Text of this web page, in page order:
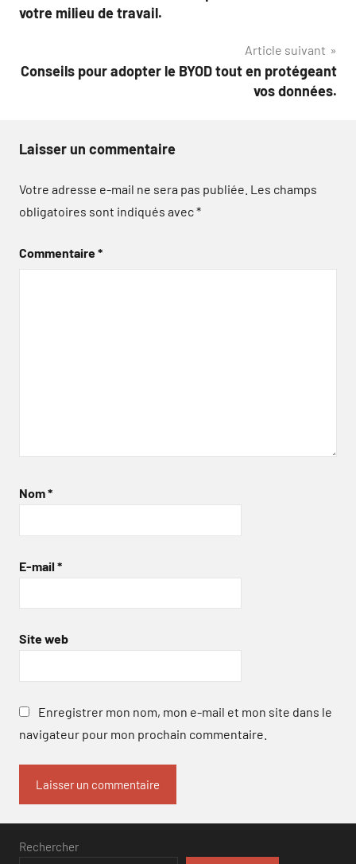
de
votre milieu de travail.
Article suivant
Conseils pour adopter le BYOD tout en protégeant
vos données.
Laisser un commentaire
Votre adresse e-mail ne sera pas publiée. Les champs
obligatoires sont indiqués avec*
Commentaire*
Nom*
E-mail *
Site web
Enregistrer mon nom, mon e-mail et mon site dans le
navigateur pour mon prochain commentaire.
Rechercher